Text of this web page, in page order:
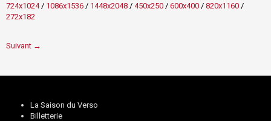
724x1024/ 1086x1536 / 1448x2048 / 450x250 / 600x400 / 820x1160 /
272x182
Suivant →
La Saison du Verso
Billetterie